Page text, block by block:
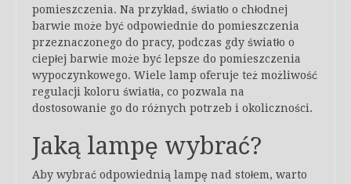
pomieszczenia. Na przykład, światło o chłodnej
barwie może być odpowiednie do pomieszczenia
przeznaczonego do pracy, podczas gdy światło o
ciepłej barwie może być lepsze do pomieszczenia
wypoczynkowego. Wiele lamp oferuje też możliwość
regulacji koloru światła, co pozwala na
dostosowanie go do różnych potrzeb i okoliczności.
Jaką lampę wybrać?
Aby wybrać odpowiednią lampę nad stołem, warto